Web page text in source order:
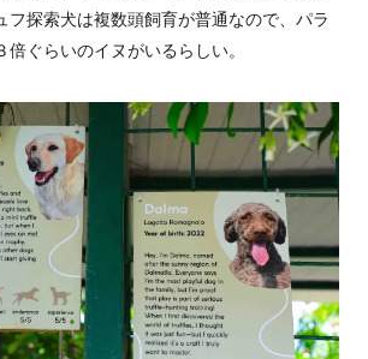
フ探索犬は複数頭飼育が普通なので、パラ
ぐらいのイヌがいるらしい。